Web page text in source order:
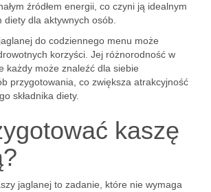
źródłem energii, co czyni ją idealnym
diety dla aktywnych osób.
do codziennego menu może
korzyści. Jej różnorodność w
każdy może znaleźć dla siebie
przygotowania, co zwiększa atrakcyjność
składnika diety.
kaszę
jaglanej to zadanie, które nie wymaga